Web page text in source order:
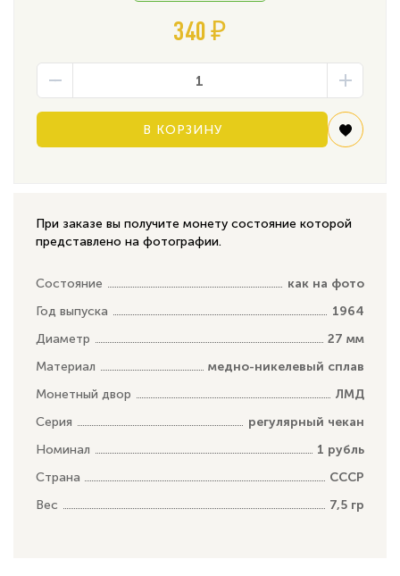
340 ₽
В КОРЗИНУ
При заказе вы получите монету состояние которой
представлено на фотографии.
Состояние
как на фото
Год выпуска
1964
Диаметр
27 мм
Материал
медно-никелевый сплав
Монетный двор
ЛМД
Серия
регулярный чекан
Номинал
1 рубль
Страна
СССР
Вес
7,5 гр